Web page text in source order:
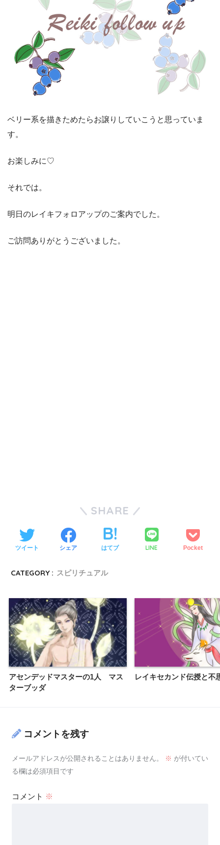
ベリー系を描きためたらお譲りしていこうと思っていま
す。
お楽しみに♡
それでは。
明日のレイキフォロアップのご案内でした。
ご訪問ありがとうございました。
SHARE
ツイート シェア はてブ LINE Pocket
CATEGORY : スピリチュアル
アセンデッドマスターの1人 マス
ターブッダ
レイキセカンド伝授と不
コメントを残す
メールアドレスが公開されることはありません。 ※ が付いてい
る欄は必須項目です
コメント ※